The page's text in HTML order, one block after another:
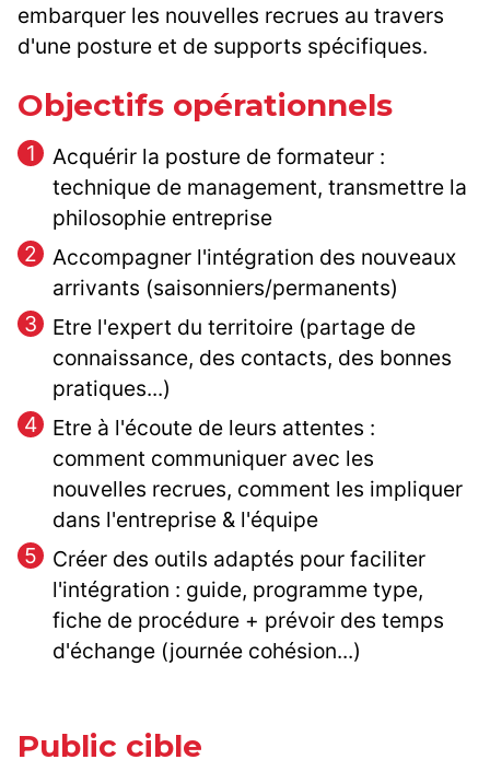
embarquer les nouvelles recrues au travers
d'une posture et de supports spécifiques.
Objectifs opérationnels
Acquérir la posture de formateur :
technique de management, transmettre la
philosophie entreprise
Accompagner l'intégration des nouveaux
arrivants (saisonniers/permanents)
Etre l'expert du territoire (partage de
connaissance, des contacts, des bonnes
pratiques...)
Etre à l'écoute de leurs attentes :
comment communiquer avec les
nouvelles recrues, comment les impliquer
dans l'entreprise & l'équipe
Créer des outils adaptés pour faciliter
l'intégration : guide, programme type,
fiche de procédure + prévoir des temps
d'échange (journée cohésion...)
Public cible